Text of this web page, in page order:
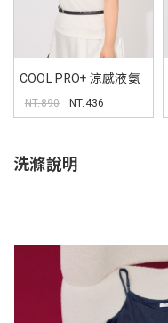
COOL PRO+ 涼感液氨
命定TEE MORE U 中大
尺碼上衣
NT.890 NT.436
洗滌說明